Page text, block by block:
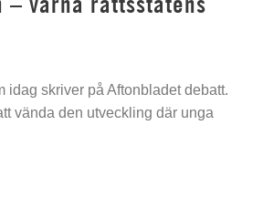
idag skriver på Aftonbladet debatt.
vända den utveckling där unga